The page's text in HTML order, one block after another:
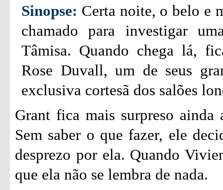
Sinopse: Certa noite, o belo e
chamado para investigar
Tâmisa. Quando chega lá,
Rose Duvall, um de seus
exclusiva cortesã dos salões
Grant fica mais surpreso ainda
Sem saber o que fazer, ele
desprezo por ela. Quando
que ela não se lembra de nada.